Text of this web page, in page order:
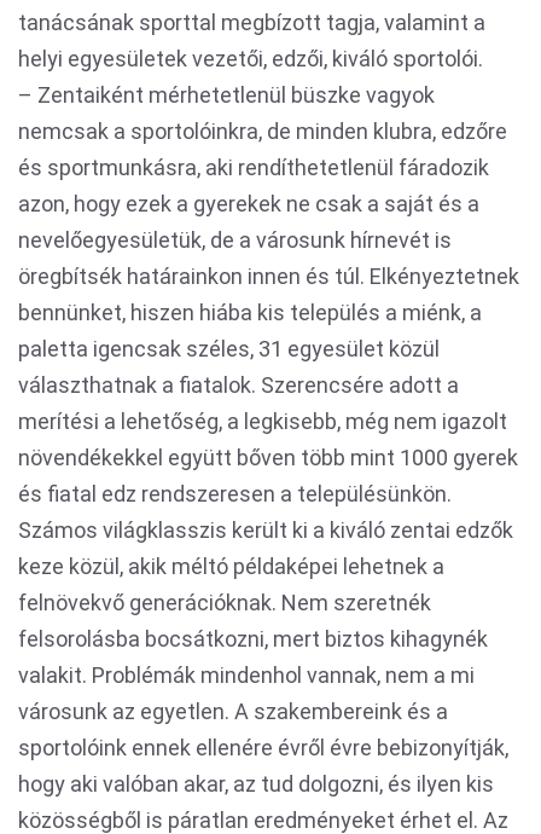
tanácsának sporttal megbízott tagja, valamint a
helyi egyesületek vezetői, edzői, kiváló sportolói.
– Zentaiként mérhetetlenül büszke vagyok
nemcsak a sportolóinkra, de minden klubra, edzőre
és sportmunkásra, aki rendíthetetlenül fáradozik
azon, hogy ezek a gyerekek ne csak a saját és a
nevelőegyesületük, de a városunk hírnevét is
öregbítsék határainkon innen és túl. Elkényeztetnek
bennünket, hiszen hiába kis település a miénk, a
paletta igencsak széles, 31 egyesület közül
választhatnak a fiatalok. Szerencsére adott a
merítési a lehetőség, a legkisebb, még nem igazolt
növendékekkel együtt bőven több mint 1000 gyerek
és fiatal edz rendszeresen a településünkön.
Számos világklasszis került ki a kiváló zentai edzők
keze közül, akik méltó példaképei lehetnek a
felnövekvő generációknak. Nem szeretnék
felsorolásba bocsátkozni, mert biztos kihagynék
valakit. Problémák mindenhol vannak, nem a mi
városunk az egyetlen. A szakembereink és a
sportolóink ennek ellenére évről évre bebizonyítják,
hogy aki valóban akar, az tud dolgozni, és ilyen kis
közösségből is páratlan eredményeket érhet el. Az